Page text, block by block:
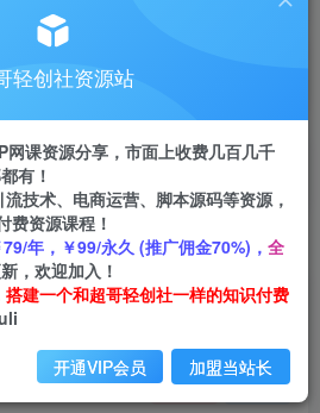
正文
最新海外节点搭建，独享梯
视频，日入1000+
关注 私信
轻创社资源站
网课资源分享，市面上收费几百几千
有！
技术、电商运营、脚本源码等资源，
费资源课程！
79/年，￥99/永久 (推广佣金70%)， 全
，欢迎加入！
建一个和超哥轻创社一样的知识付费
开通VIP会员 加盟当站长